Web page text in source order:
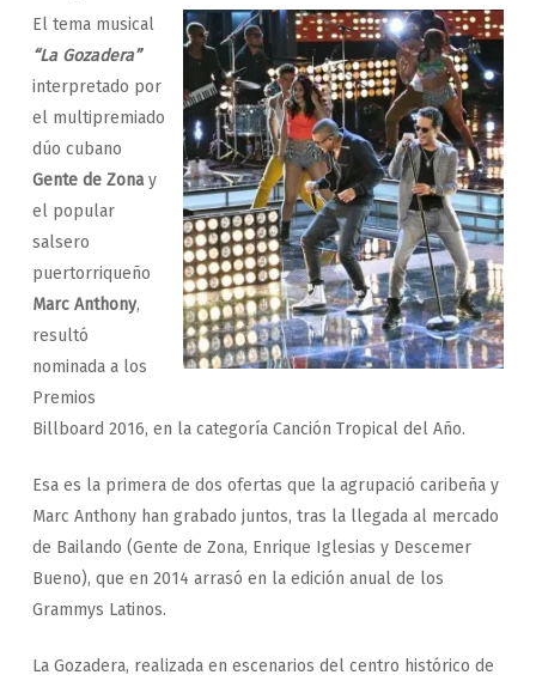
El tema musical
“La Gozadera”
interpretado por
el multipremiado
dúo cubano
Gente de Zonay
el popular
salsero
puertorriqueño
Marc Anthony,
resultó
nominada a los
Premios
Billboard 2016, en la categoría Canción Tropical del Año.
Esa es la primera de dos ofertas que la agrupació caribeña y
Marc Anthony han grabado juntos, tras la llegada al mercado
de Bailando (Gente de Zona, Enrique Iglesias y Descemer
Bueno), que en 2014 arrasó en la edición anual de los
Grammys Latinos.
La Gozadera, realizada en escenarios del centro histórico de